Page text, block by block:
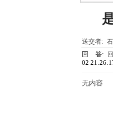
送交者:
回 答:
02
无内容